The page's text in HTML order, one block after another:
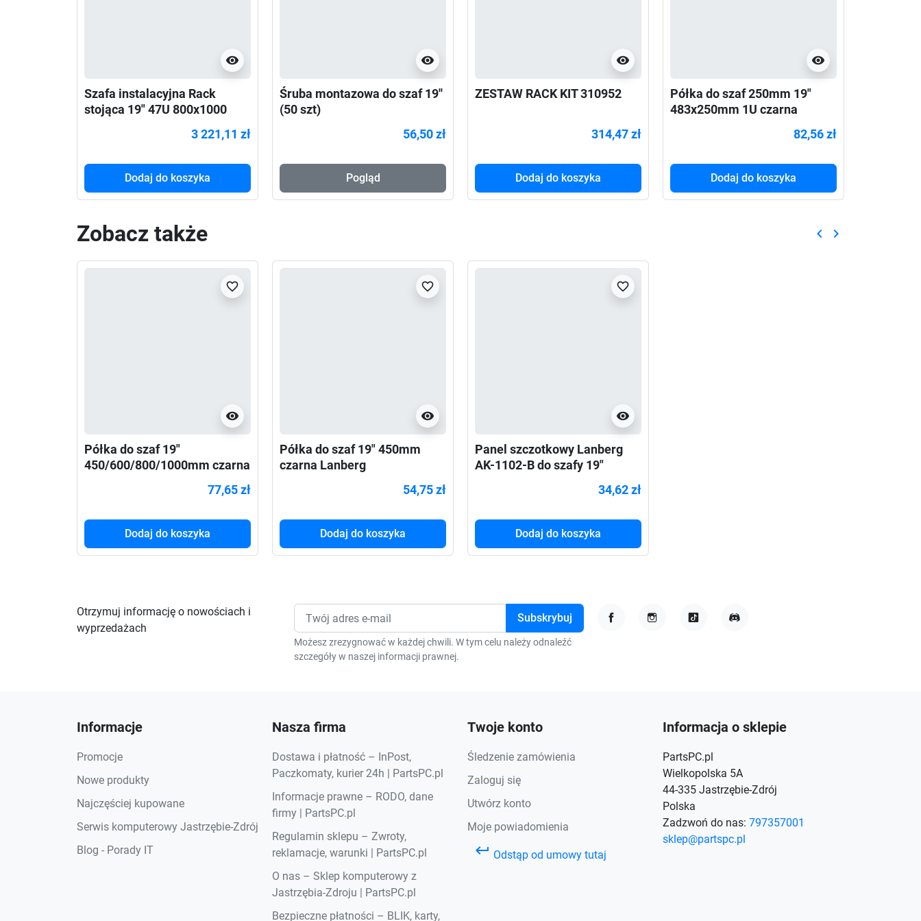
visibility
Szafa instalacyjna Rack
stojąca 19" 47U 800x1000
3 221,11 zł
Dodaj do koszyka
visibility
Śruba montazowa do szaf 19''
(50 szt)
56,50 zł
Pogląd
visibility
ZESTAW RACK KIT 310952
314,47 zł
Dodaj do koszyka
visibility
Półka do szaf 250mm 19"
483x250mm 1U czarna
82,56 zł
Dodaj do koszyka
Zobacz także Poprzedni
keyboard_arrow_left Następny
keyboard_arrow_right
visibility
favorite_border
Półka do szaf 19"
450/600/800/1000mm czarna
77,65 zł
Dodaj do koszyka
visibility
favorite_border
Półka do szaf 19" 450mm
czarna Lanberg
54,75 zł
Dodaj do koszyka
visibility
favorite_border
Panel szczotkowy Lanberg
AK-1102-B do szafy 19"
34,62 zł
Dodaj do koszyka
Otrzymuj informację o nowościach i
wyprzedażach
Możesz zrezygnować w każdej chwili. W tym celu należy odnaleźć
szczegóły w naszej informacji prawnej.
Informacje
Promocje
Nowe produkty
Najczęściej kupowane
Serwis komputerowy Jastrzębie-Zdrój
Blog - Porady IT
Nasza firma
Dostawa i płatność – InPost,
Paczkomaty, kurier 24h | PartsPC.pl
Informacje prawne – RODO, dane
firmy | PartsPC.pl
Regulamin sklepu – Zwroty,
reklamacje, warunki | PartsPC.pl
O nas – Sklep komputerowy z
Jastrzębia-Zdroju | PartsPC.pl
Bezpieczne płatności – BLIK, karty,
Twoje konto
Śledzenie zamówienia
Zaloguj się
Utwórz konto
Moje powiadomienia
keyboard_return Odstąp od umowy tutaj
Informacja o sklepie
PartsPC.pl
Wielkopolska 5A
44-335 Jastrzębie-Zdrój
Polska
Zadzwoń do nas: 797357001
sklep@partspc.pl